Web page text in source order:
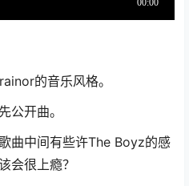
的音乐风格。
公开曲。
曲中间有些许The Boyz的感
会很上瘾？